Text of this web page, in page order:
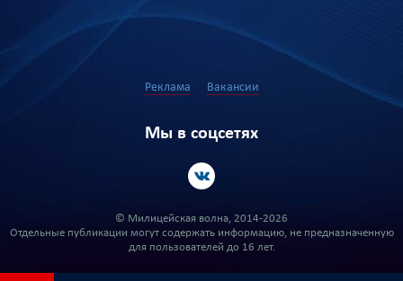
Реклама Вакансии
Мы в соцсетях
© Милицейская волна, 2014-2026
Отдельные публикации могут содержать информацию, не предназначенную
для пользователей до 16 лет.